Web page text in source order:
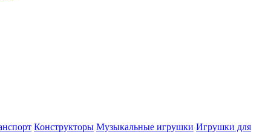
Конструкторы Музыкальные игрушки Игрушки для